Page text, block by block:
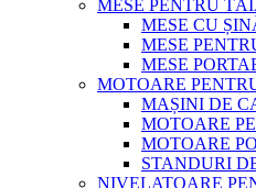
MESE PENTRU
MESE CU
MESE
MESE
MOTOARE
MAȘINI DE
MOTOARE
MOTOARE
STANDURI
NIVELATOARE